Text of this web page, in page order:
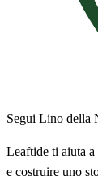
Segui Lino della
Leaftide ti aiuta a
e costruire uno